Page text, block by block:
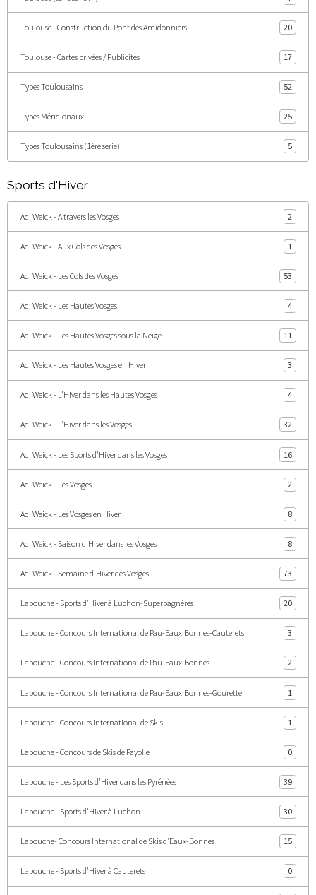
Toulouse - Construction du Pont des Amidonniers 20
Toulouse - Cartes privées / Publicités 17
Types Toulousains 52
Types Méridionaux 25
Types Toulousains (1ère série) 5
Sports d'Hiver
Ad. Weick - A travers les Vosges 2
Ad. Weick - Aux Cols des Vosges 1
Ad. Weick - Les Cols des Vosges 53
Ad. Weick - Les Hautes Vosges 4
Ad. Weick - Les Hautes Vosges sous la Neige 11
Ad. Weick - Les Hautes Vosges en Hiver 3
Ad. Weick - L'Hiver dans les Hautes Vosges 4
Ad. Weick - L'Hiver dans les Vosges 32
Ad. Weick - Les Sports d'Hiver dans les Vosges 16
Ad. Weick - Les Vosges 2
Ad. Weick - Les Vosges en Hiver 8
Ad. Weick - Saison d'Hiver dans les Vosges 8
Ad. Weick - Semaine d'Hiver des Vosges 73
Labouche - Sports d'Hiver à Luchon-Superbagnères 20
Labouche - Concours International de Pau-Eaux·Bonnes-Cauterets 3
Labouche - Concours International de Pau-Eaux·Bonnes 2
Labouche - Concours International de Pau-Eaux·Bonnes-Gourette 1
Labouche - Concours International de Skis 1
Labouche - Concours de Skis de Payolle 0
Labouche - Les Sports d'Hiver dans les Pyrénées 39
Labouche - Sports d'Hiver à Luchon 30
Labouche- Concours International de Skis d'Eaux-Bonnes 15
Labouche - Sports d'Hiver à Cauterets 0